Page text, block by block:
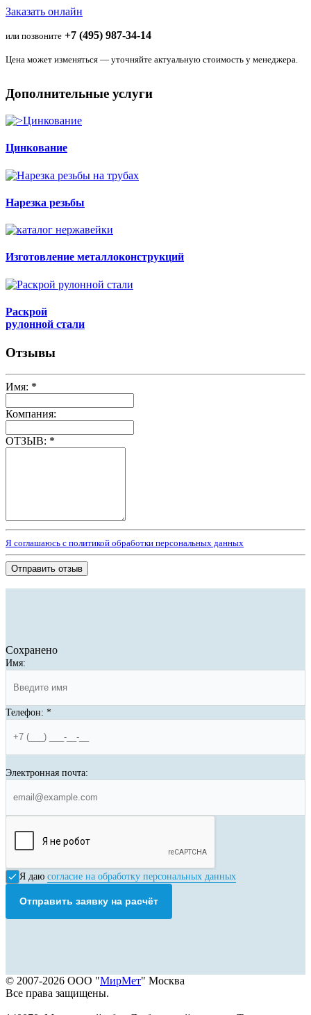
Заказать онлайн
или позвоните +7 (495) 987-34-14
Цена может изменяться — уточняйте актуальную стоимость у менеджера.
Дополнительные услуги
Цинкование
Нарезка резьбы
Изготовление металлоконструкций
Раскрой
рулонной стали
Отзывы
Имя: *
Компания:
ОТЗЫВ: *
Я соглашаюсь с политикой обработки персональных данных
Отправить отзыв
Сохранено
Имя:
Телефон: *
Электронная почта:
Я даю согласие на обработку персональных данных
Отправить заявку на расчёт
© 2007-2026 ООО "МирМет" Москва
Все права защищены.